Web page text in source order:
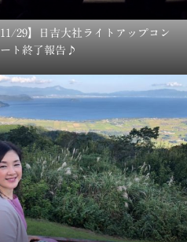
11/29】日吉大社ライトアップコン
ト終了報告♪